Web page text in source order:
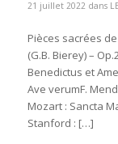
21 juillet 2022 dans
Pièces sacrées
(G.B. Bierey) –
Benedictus et
Ave verumF.
Mozart : Sancta
Stanford : […]